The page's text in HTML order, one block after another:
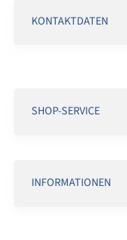
KONTAKTDATEN
SHOP-SERVICE
INFORMATIONEN